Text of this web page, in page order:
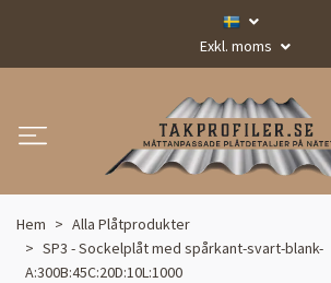
Exkl. moms
Hem
Alla Plåtprodukter
SP3 - Sockelplåt med spårkant-svart-blank-
A:300B:45C:20D:10L:1000